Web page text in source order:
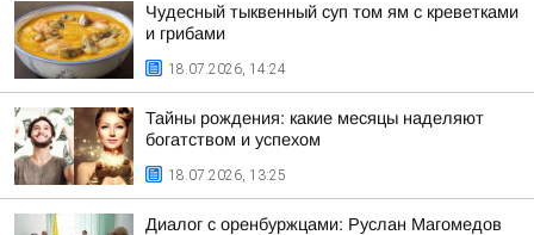
Чудесный тыквенный суп том ям с креветками
и грибами
18.07.2026, 14:24
Тайны рождения: какие месяцы наделяют
богатством и успехом
18.07.2026, 13:25
Диалог с оренбуржцами: Руслан Магомедов